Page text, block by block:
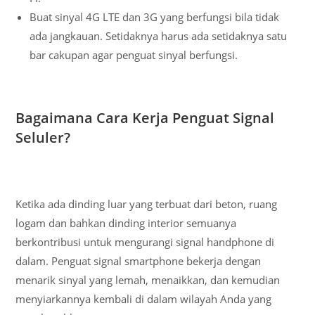
Buat sinyal 4G LTE dan 3G yang berfungsi bila tidak
ada jangkauan. Setidaknya harus ada setidaknya satu
bar cakupan agar penguat sinyal berfungsi.
Bagaimana Cara Kerja Penguat Signal
Seluler?
Ketika ada dinding luar yang terbuat dari beton, ruang
logam dan bahkan dinding interior semuanya
berkontribusi untuk mengurangi signal handphone di
dalam. Penguat signal smartphone bekerja dengan
menarik sinyal yang lemah, menaikkan, dan kemudian
menyiarkannya kembali di dalam wilayah Anda yang